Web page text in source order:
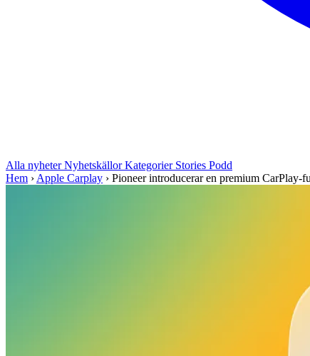
Alla nyheterNyhetskällorKategorier Stories Podd
Hem › Apple Carplay › Pioneer introducerar en premium CarPlay-